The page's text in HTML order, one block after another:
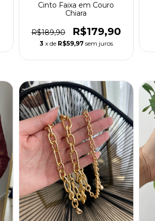
Cinto Faixa em Couro
Chiara
R$189,90 R$179,90
3 x de R$59,97 sem juros